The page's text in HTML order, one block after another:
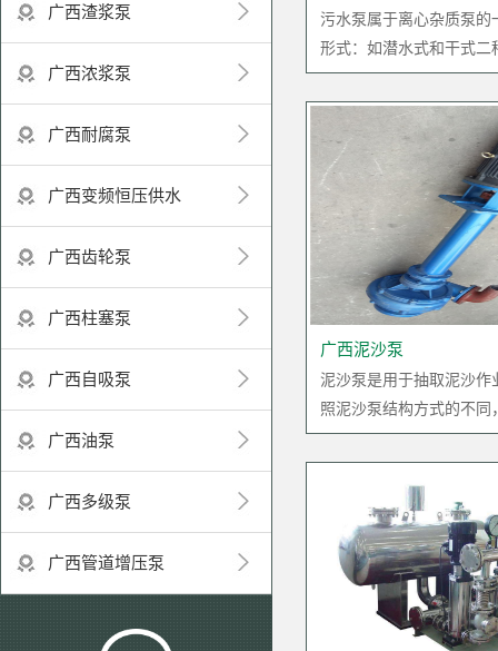
广西渣浆泵
广西浓浆泵
广西耐腐泵
广西变频恒压供水
广西齿轮泵
广西柱塞泵
广西自吸泵
广西油泵
广西多级泵
广西管道增压泵
污水泵属于离心杂质泵的
形式：如潜水式和干式二
广西泥沙泵
泥沙泵是用于抽取泥沙作
照泥沙泵结构方式的不同